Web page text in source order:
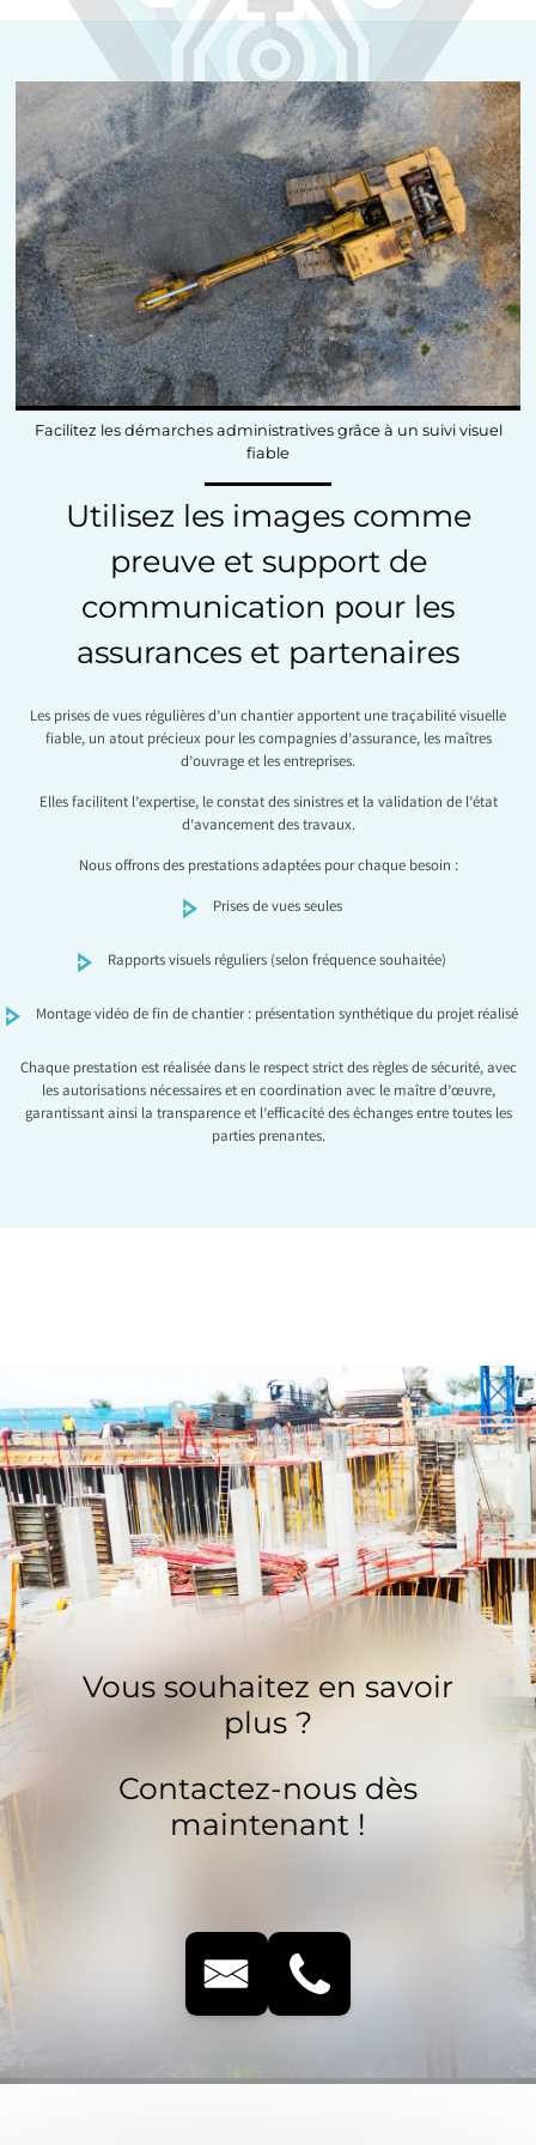
Facilitez les démarches administratives grâce à un suivi visuel
fiable
Utilisez les images comme
preuve et support de
communication pour les
assurances et partenaires
Les prises de vues régulières d’un chantier apportent une traçabilité visuelle
fiable, un atout précieux pour les compagnies d’assurance, les maîtres
d’ouvrage et les entreprises.
Elles facilitent l’expertise, le constat des sinistres et la validation de l’état
d’avancement des travaux.
Nous offrons des prestations adaptées pour chaque besoin :
Prises de vues seules
Rapports visuels réguliers (selon fréquence souhaitée)
Montage vidéo de fin de chantier : présentation synthétique du projet réalisé
Chaque prestation est réalisée dans le respect strict des règles de sécurité, avec
les autorisations nécessaires et en coordination avec le maître d’œuvre,
garantissant ainsi la transparence et l’efficacité des échanges entre toutes les
parties prenantes.
Vous souhaitez en savoir
plus ?
Contactez-nous dès
maintenant !